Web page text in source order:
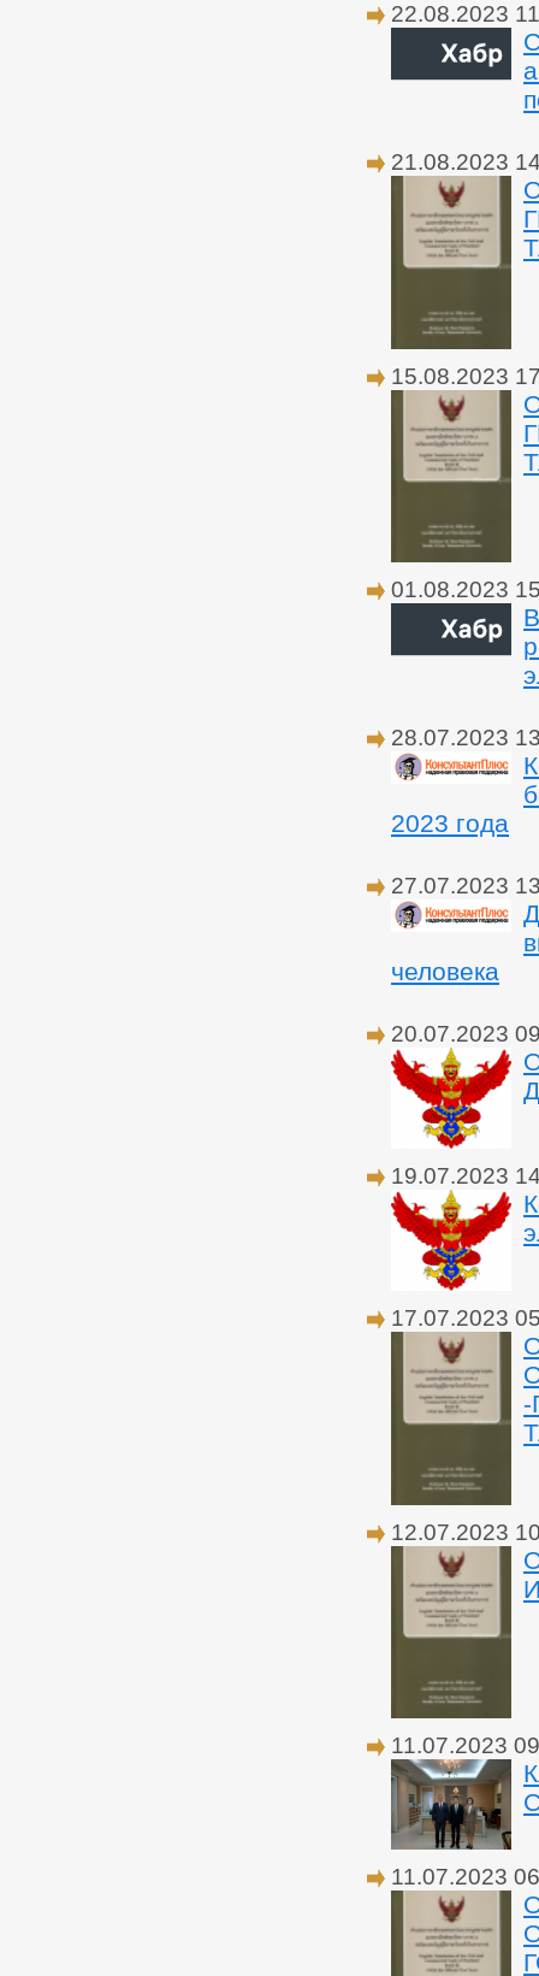
22.08.2023
21.08.2023
15.08.2023
01.08.2023
28.07.2023
2023 года
27.07.2023
человека
20.07.2023
19.07.2023
17.07.2023
12.07.2023
11.07.2023
11.07.2023